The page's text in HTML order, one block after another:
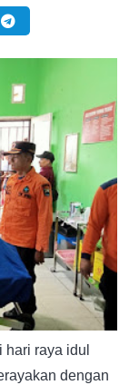
raya idul
dengan